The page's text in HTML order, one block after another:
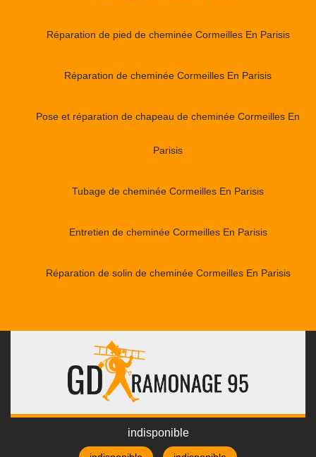
Réparation de pied de cheminée Cormeilles En Parisis
Réparation de cheminée Cormeilles En Parisis
Pose et réparation de chapeau de cheminée Cormeilles En
Parisis
Tubage de cheminée Cormeilles En Parisis
Entretien de cheminée Cormeilles En Parisis
Réparation de solin de cheminée Cormeilles En Parisis
indisponible